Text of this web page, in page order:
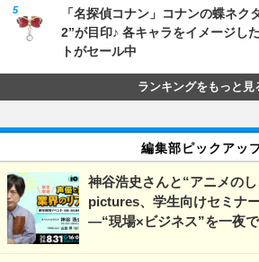
「名探偵コナン」コナンの蝶ネク
2”が目印♪ 各キャラをイメージし
トがセール中
ランキングをもっと見
編集部ピックアッ
神谷浩史さんと“アニメの
pictures、学生向けセミナ
―“現場×ビジネス”を一夜